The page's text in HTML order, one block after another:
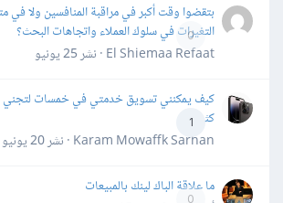
0
بتقضوا وقت أكبر في مراقبة المنافسين ولا في
التغيرات في سلوك العملاء واتجاهات البحث؟
El Shiemaa Refaat · نشر
25 يونيو
1
كيف يمكنني تسويق خدمتي في خمسات لتجني
كثيرة
Karam Mowaffk Sarhan · نشر
20 يونيو
0
ما علاقة الباك لينك بالمبيعات